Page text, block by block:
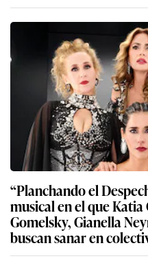
“Planchando el
musical en el que
Gomelsky, Gianella
buscan sanar en